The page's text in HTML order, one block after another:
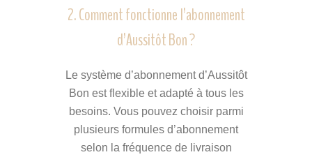
2. Comment fonctionne l’abonnement
d’Aussitôt Bon ?
Le système d’abonnement d’Aussitôt
Bon est flexible et adapté à tous les
besoins. Vous pouvez choisir parmi
plusieurs formules d’abonnement
selon la fréquence de livraison